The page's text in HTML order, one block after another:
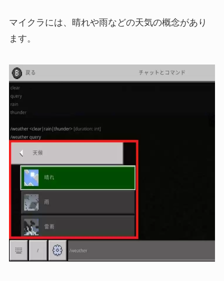
マイクラには、晴れや雨などの天気の概念があり
ます。